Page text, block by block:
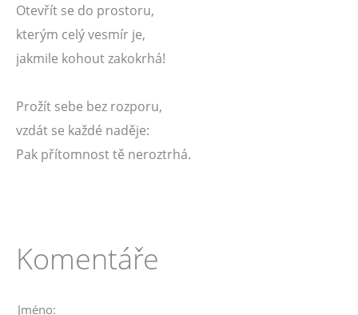
Otevřít se do prostoru,
kterým celý vesmír je,
jakmile kohout zakokrhá!
Prožít sebe bez rozporu,
vzdát se každé naděje:
Pak přítomnost tě neroztrhá.
Komentáře
Jméno: